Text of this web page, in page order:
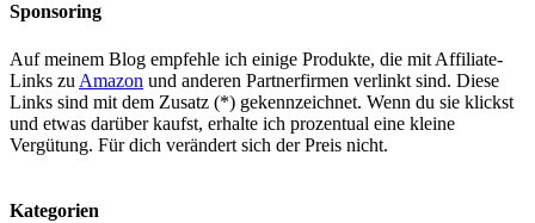
Sponsoring
Auf meinem Blog empfehle ich einige Produkte, die mit Affiliate-
Links zu Amazon und anderen Partnerfirmen verlinkt sind. Diese
Links sind mit dem Zusatz (*) gekennzeichnet. Wenn du sie klickst
und etwas darüber kaufst, erhalte ich prozentual eine kleine
Vergütung. Für dich verändert sich der Preis nicht.
Kategorien